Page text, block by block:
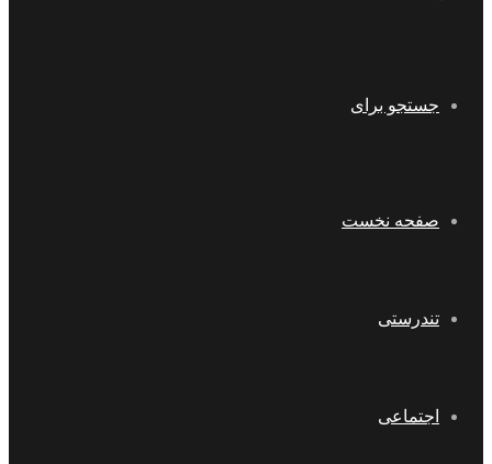
جستجو برای
صفحه نخست
تندرستی
اجتماعی